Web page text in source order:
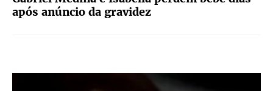
após anúncio da gravidez